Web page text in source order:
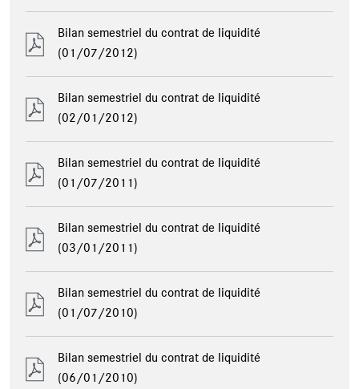
Bilan semestriel du contrat de liquidité
(01/07/2012)
Bilan semestriel du contrat de liquidité
(02/01/2012)
Bilan semestriel du contrat de liquidité
(01/07/2011)
Bilan semestriel du contrat de liquidité
(03/01/2011)
Bilan semestriel du contrat de liquidité
(01/07/2010)
Bilan semestriel du contrat de liquidité
(06/01/2010)